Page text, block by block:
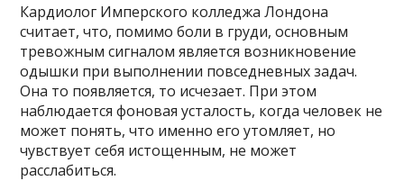
Кардиолог Имперского колледжа Лондона
считает, что, помимо боли в груди, основным
тревожным сигналом является возникновение
одышки при выполнении повседневных задач.
Она то появляется, то исчезает. При этом
наблюдается фоновая усталость, когда человек не
может понять, что именно его утомляет, но
чувствует себя истощенным, не может
расслабиться.